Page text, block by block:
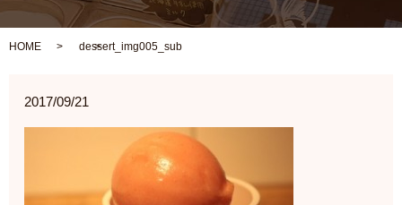
HOME dessert_img005_sub
2017/09/21